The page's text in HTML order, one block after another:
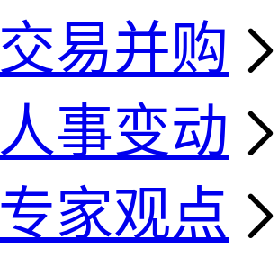
交易并购
人事变动
专家观点